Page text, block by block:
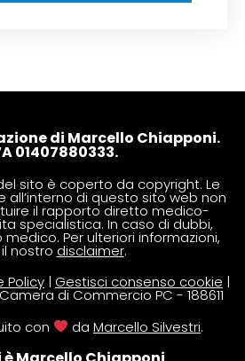
di Marcello Chiapponi.
01407880333.
sito è coperto da copyright. Le
all’interno di questo sito web non
il rapporto diretto medico-
specialistica. In caso di dubbi,
Per ulteriori informazioni,
nostro disclaimer.
Policy | Gestisci consenso cookie |
Camera di Commercio PC - 188611
con
daMarcello Silvestri.